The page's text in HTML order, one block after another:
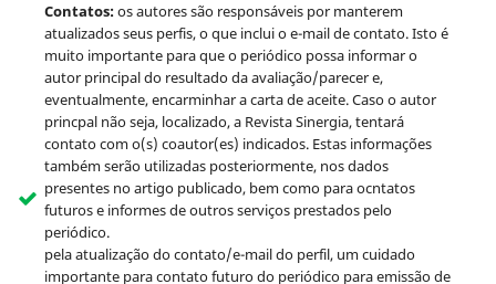
Contatos:os autores são responsáveis por manterem
atualizados seus perfis, o que inclui o e-mail de contato. Isto é
muito importante para que o periódico possa informar o
autor principal do resultado da avaliação/parecer e,
eventualmente, encarminhar a carta de aceite. Caso o autor
princpal não seja, localizado, a Revista Sinergia, tentará
contato com o(s) coautor(es) indicados. Estas informações
também serão utilizadas posteriormente, nos dados
presentes no artigo publicado, bem como para ocntatos
futuros e informes de outros serviços prestados pelo
periódico.
pela atualização do contato/e-mail do perfil, um cuidado
importante para contato futuro do periódico para emissão de